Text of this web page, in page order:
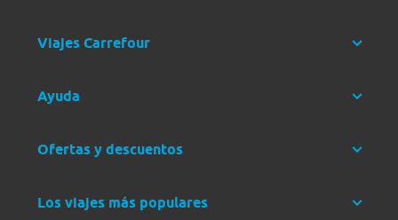
Viajes Carrefour
Ayuda
Ofertas y descuentos
Los viajes más populares